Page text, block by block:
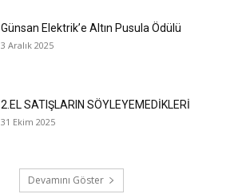
Günsan Elektrik’e Altın Pusula Ödülü
3 Aralık 2025
2.EL SATIŞLARIN SÖYLEYEMEDİKLERİ
31 Ekim 2025
Devamını Göster